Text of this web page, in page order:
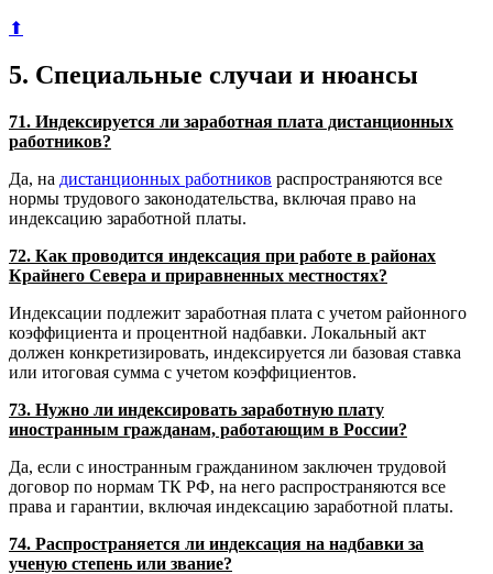
⬆
5. Специальные случаи и нюансы
71. Индексируется ли заработная плата дистанционных
работников?
Да, на дистанционных работников распространяются все
нормы трудового законодательства, включая право на
индексацию заработной платы.
72. Как проводится индексация при работе в районах
Крайнего Севера и приравненных местностях?
Индексации подлежит заработная плата с учетом районного
коэффициента и процентной надбавки. Локальный акт
должен конкретизировать, индексируется ли базовая ставка
или итоговая сумма с учетом коэффициентов.
73. Нужно ли индексировать заработную плату
иностранным гражданам, работающим в России?
Да, если с иностранным гражданином заключен трудовой
договор по нормам ТК РФ, на него распространяются все
права и гарантии, включая индексацию заработной платы.
74. Распространяется ли индексация на надбавки за
ученую степень или звание?